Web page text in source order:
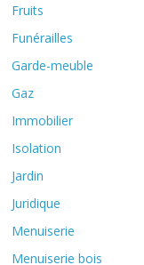
Fruits
Funérailles
Garde-meuble
Gaz
Immobilier
Isolation
Jardin
Juridique
Menuiserie
Menuiserie bois